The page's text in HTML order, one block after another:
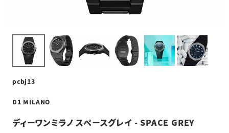
pcbj13
D1 MILANO
ディーワンミラノ スペースグレイ - SPACE GREY